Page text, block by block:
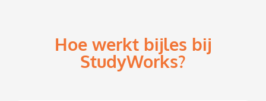
Hoe werkt bijles bij
StudyWorks?